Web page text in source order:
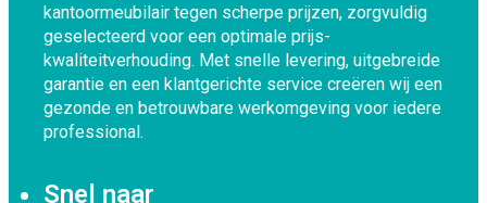
kantoormeubilair tegen scherpe prijzen, zorgvuldig
geselecteerd voor een optimale prijs-
kwaliteitverhouding. Met snelle levering, uitgebreide
garantie en een klantgerichte service creëren wij een
gezonde en betrouwbare werkomgeving voor iedere
professional.
Snel naar